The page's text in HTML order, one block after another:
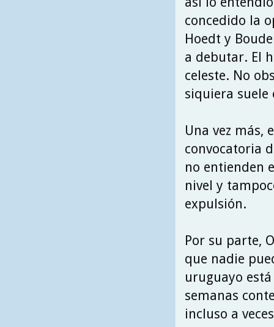
concedido la
Hoedt y
a debutar. El
celeste. No
siquiera suele
Una vez más,
convocatoria
no entienden
nivel y
expulsión.
Por su parte,
que nadie
uruguayo
semanas
incluso a